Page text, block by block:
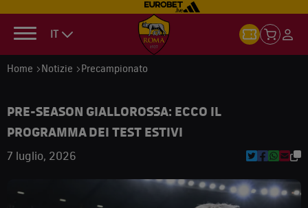
IT
Home Notizie Precampionato
PRE-SEASON GIALLOROSSA: ECCO IL
PROGRAMMA DEI TEST ESTIVI
7 luglio, 2026